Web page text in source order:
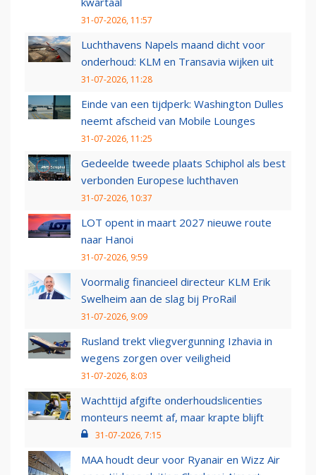
31-07-2026, 11:57
Luchthavens Napels maand dicht voor
onderhoud: KLM en Transavia wijken uit
31-07-2026, 11:28
Einde van een tijdperk: Washington Dulles
neemt afscheid van Mobile Lounges
31-07-2026, 11:25
Gedeelde tweede plaats Schiphol als best
verbonden Europese luchthaven
31-07-2026, 10:37
LOT opent in maart 2027 nieuwe route
naar Hanoi
31-07-2026, 9:59
Voormalig financieel directeur KLM Erik
Swelheim aan de slag bij ProRail
31-07-2026, 9:09
Rusland trekt vliegvergunning Izhavia in
wegens zorgen over veiligheid
31-07-2026, 8:03
Wachttijd afgifte onderhoudslicenties
monteurs neemt af, maar krapte blijft
31-07-2026, 7:15
MAA houdt deur voor Ryanair en Wizz Air